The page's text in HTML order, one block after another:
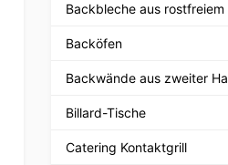
Backbleche aus rostfreiem
Backöfen
Backwände aus zweiter
Billard-Tische
Catering Kontaktgrill